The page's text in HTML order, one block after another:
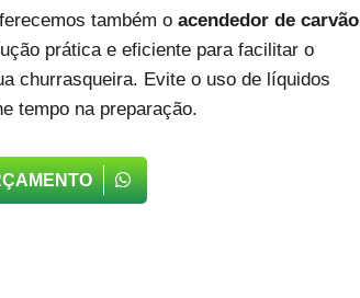
também o acendedor de carvão
prática e eficiente para facilitar o
churrasqueira. Evite o uso de líquidos
tempo na preparação.